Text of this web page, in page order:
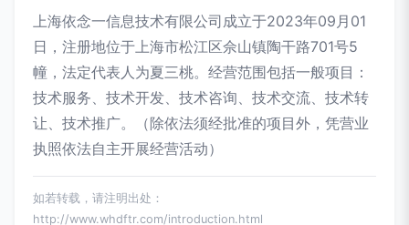
上海依念一信息技术有限公司成立于2023年09月01
日，注册地位于上海市松江区佘山镇陶干路701号5
幢，法定代表人为夏三桃。经营范围包括一般项目：
技术服务、技术开发、技术咨询、技术交流、技术转
让、技术推广。（除依法须经批准的项目外，凭营业
执照依法自主开展经营活动）
如若转载，请注明出处：
http://www.whdftr.com/introduction.html